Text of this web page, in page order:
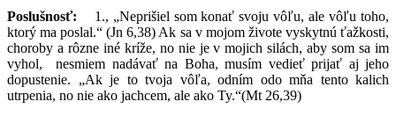
Poslušnosť: 1., „Neprišiel som konať svoju vôľu, ale vôľu toho,
ktorý ma poslal.“ (Jn 6,38) Ak sa v mojom živote vyskytnú ťažkosti,
choroby a rôzne iné kríže, no nie je v mojich silách, aby som sa im
vyhol, nesmiem nadávať na Boha, musím vedieť prijať aj jeho
dopustenie. „Ak je to tvoja vôľa, odním odo mňa tento kalich
utrpenia, no nie ako jachcem, ale ako Ty.“(Mt 26,39)